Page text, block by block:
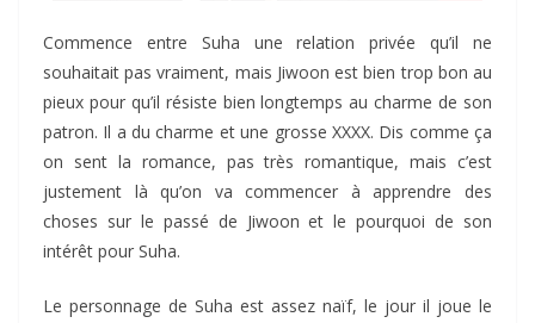
Commence entre Suha une relation privée qu’il ne
souhaitait pas vraiment, mais Jiwoon est bien trop bon au
pieux pour qu’il résiste bien longtemps au charme de son
patron. Il a du charme et une grosse XXXX. Dis comme ça
on sent la romance, pas très romantique, mais c’est
justement là qu’on va commencer à apprendre des
choses sur le passé de Jiwoon et le pourquoi de son
intérêt pour Suha.
Le personnage de Suha est assez naïf, le jour il joue le